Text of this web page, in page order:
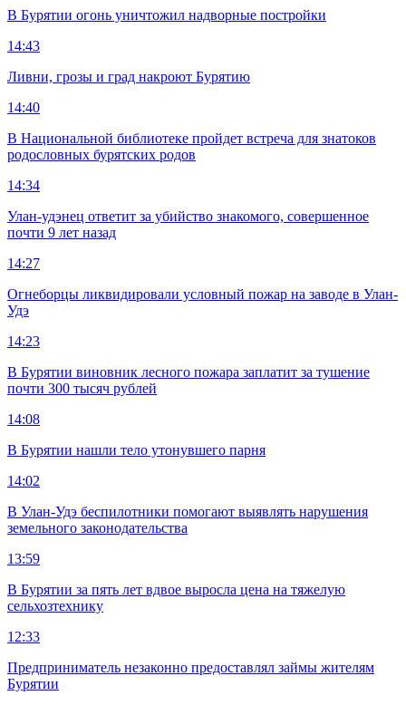
В Бурятии огонь уничтожил надворные постройки
14:43
Ливни, грозы и град накроют Бурятию
14:40
В Национальной библиотеке пройдет встреча для знатоков
родословных бурятских родов
14:34
Улан-удэнец ответит за убийство знакомого, совершенное
почти 9 лет назад
14:27
Огнеборцы ликвидировали условный пожар на заводе в Улан-
Удэ
14:23
В Бурятии виновник лесного пожара заплатит за тушение
почти 300 тысяч рублей
14:08
В Бурятии нашли тело утонувшего парня
14:02
В Улан-Удэ беспилотники помогают выявлять нарушения
земельного законодательства
13:59
В Бурятии за пять лет вдвое выросла цена на тяжелую
сельхозтехнику
12:33
Предприниматель незаконно предоставлял займы жителям
Бурятии